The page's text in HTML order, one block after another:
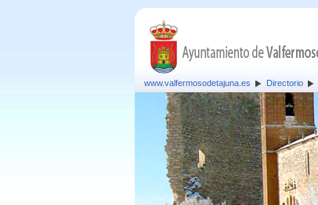
www.valfermosodetajuna.es Directorio